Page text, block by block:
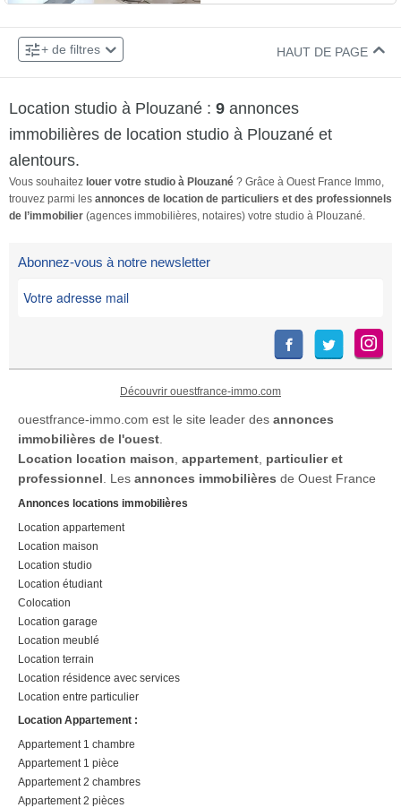
Conseils Immobiliers située 27
rue de Lyon à Brest. Les
[…] Voir l’annonce immobilière
>>
avec cuisine aménagée et
équipée et d'une salle d'eau
Les charges comprennent
l'eau, l'entretien des parties
chauffage ! Il ne restera que
l'abonnement internet à
Contacter le bailleur par téléphone au :
HAUT DE PAGE
+ de filtres
Location studio à Plouzané : 9 annonces
immobilières de location studio à Plouzané et
alentours.
Vous souhaitez louer votre studio à Plouzané ? Grâce à Ouest France Immo,
trouvez parmi les annonces de location de particuliers et des professionnels
de l’immobilier (agences immobilières, notaires) votre studio à Plouzané.
Abonnez-vous à notre newsletter
Découvrir ouestfrance-immo.com
ouestfrance-immo.com est le site leader des annonces
immobilières de l'ouest
Location location maison appartement particulier et
professionnel . Les annonces immobilières de Ouest France
Annonces locations immobilières
Location appartement
Location maison
Location studio
Location étudiant
Colocation
Location garage
Location meublé
Location terrain
Location résidence avec services
Location entre particulier
Location Appartement :
Appartement 1 chambre
Appartement 1 pièce
Appartement 2 chambres
Appartement 2 pièces